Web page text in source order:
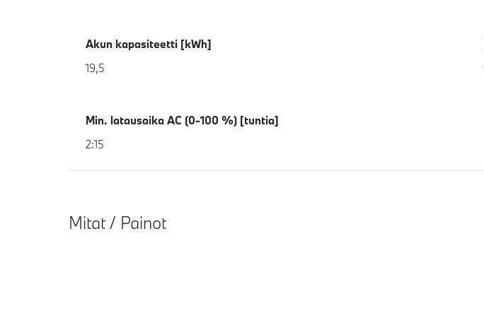
Akun kapasiteetti [kWh]
19,5
Min. latausaika AC (0-100 %) [tuntia]
2:15
Mitat / Painot